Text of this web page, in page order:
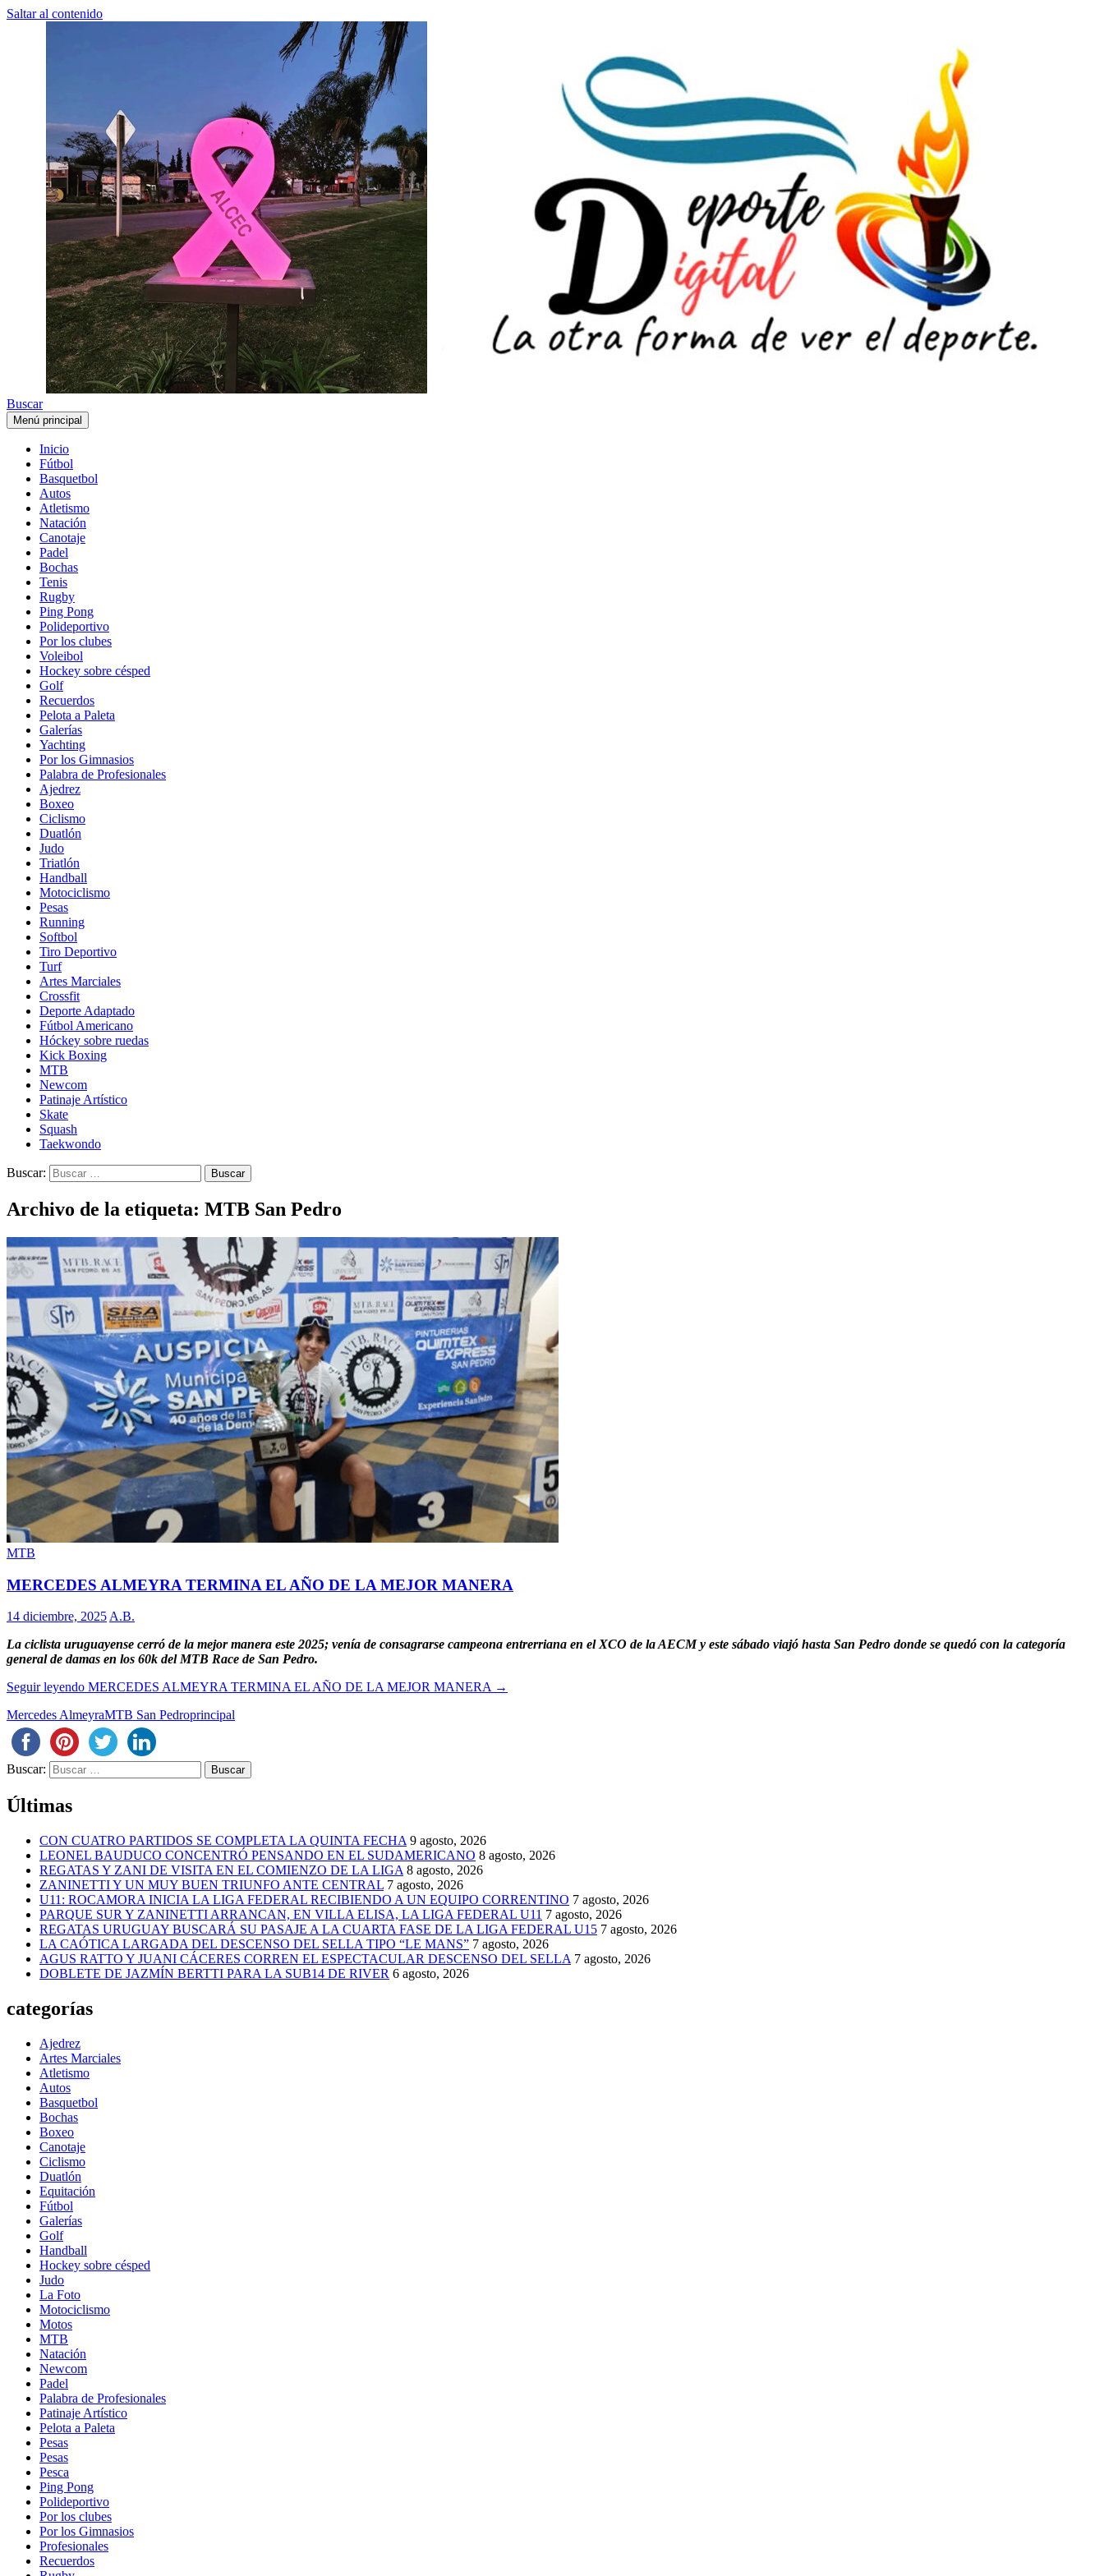
Saltar al contenido
Buscar
Menú principal
Inicio
Fútbol
Basquetbol
Autos
Atletismo
Natación
Canotaje
Padel
Bochas
Tenis
Rugby
Ping Pong
Polideportivo
Por los clubes
Voleibol
Hockey sobre césped
Golf
Recuerdos
Pelota a Paleta
Galerías
Yachting
Por los Gimnasios
Palabra de Profesionales
Ajedrez
Boxeo
Ciclismo
Duatlón
Judo
Triatlón
Handball
Motociclismo
Pesas
Running
Softbol
Tiro Deportivo
Turf
Artes Marciales
Crossfit
Deporte Adaptado
Fútbol Americano
Hóckey sobre ruedas
Kick Boxing
MTB
Newcom
Patinaje Artístico
Skate
Squash
Taekwondo
Buscar:
Archivo de la etiqueta: MTB San Pedro
MTB
MERCEDES ALMEYRA TERMINA EL AÑO DE LA MEJOR MANERA
14 diciembre, 2025 A.B.
La ciclista uruguayense cerró de la mejor manera este 2025; venía de consagrarse campeona entrerriana en el XCO de la AECM y este sábado viajó hasta San Pedro donde se quedó con la categoría
general de damas en los 60k del MTB Race de San Pedro.
Seguir leyendo MERCEDES ALMEYRA TERMINA EL AÑO DE LA MEJOR MANERA →
Mercedes AlmeyraMTB San Pedroprincipal
Buscar:
Últimas
CON CUATRO PARTIDOS SE COMPLETA LA QUINTA FECHA 9 agosto, 2026
LEONEL BAUDUCO CONCENTRÓ PENSANDO EN EL SUDAMERICANO 8 agosto, 2026
REGATAS Y ZANI DE VISITA EN EL COMIENZO DE LA LIGA 8 agosto, 2026
ZANINETTI Y UN MUY BUEN TRIUNFO ANTE CENTRAL 7 agosto, 2026
U11: ROCAMORA INICIA LA LIGA FEDERAL RECIBIENDO A UN EQUIPO CORRENTINO 7 agosto, 2026
PARQUE SUR Y ZANINETTI ARRANCAN, EN VILLA ELISA, LA LIGA FEDERAL U11 7 agosto, 2026
REGATAS URUGUAY BUSCARÁ SU PASAJE A LA CUARTA FASE DE LA LIGA FEDERAL U15 7 agosto, 2026
LA CAÓTICA LARGADA DEL DESCENSO DEL SELLA TIPO “LE MANS” 7 agosto, 2026
AGUS RATTO Y JUANI CÁCERES CORREN EL ESPECTACULAR DESCENSO DEL SELLA 7 agosto, 2026
DOBLETE DE JAZMÍN BERTTI PARA LA SUB14 DE RIVER 6 agosto, 2026
categorías
Ajedrez
Artes Marciales
Atletismo
Autos
Basquetbol
Bochas
Boxeo
Canotaje
Ciclismo
Duatlón
Equitación
Fútbol
Galerías
Golf
Handball
Hockey sobre césped
Judo
La Foto
Motociclismo
Motos
MTB
Natación
Newcom
Padel
Palabra de Profesionales
Patinaje Artístico
Pelota a Paleta
Pesas
Pesas
Pesca
Ping Pong
Polideportivo
Por los clubes
Por los Gimnasios
Profesionales
Recuerdos